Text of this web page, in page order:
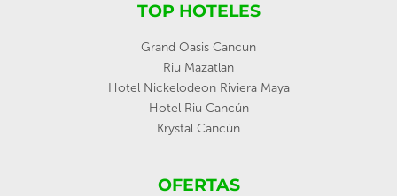
TOP HOTELES
Grand Oasis Cancun
Riu Mazatlan
Hotel Nickelodeon Riviera Maya
Hotel Riu Cancún
Krystal Cancún
OFERTAS